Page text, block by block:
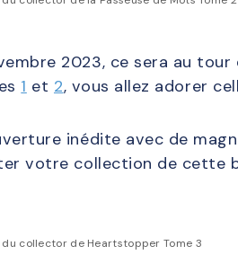
2023, ce sera au
1 et 2, vous allez adorer
inédite avec de
votre collection de cette